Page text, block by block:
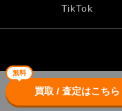
無料
買取 / 査定はこちら
TikTok